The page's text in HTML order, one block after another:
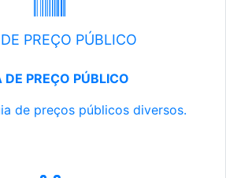
PREÇO PÚBLICO
DE PREÇO PÚBLICO
de preços públicos diversos.